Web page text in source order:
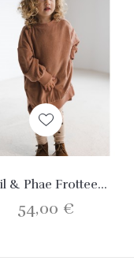
& Phae Frottee...
54,00 €